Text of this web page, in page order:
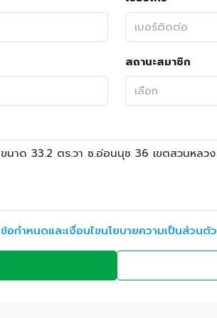
สถานะสมาชิก
เลือก
ข้อกำหนดและเงื่อนไขนโยบายความเป็นส่วนตัว